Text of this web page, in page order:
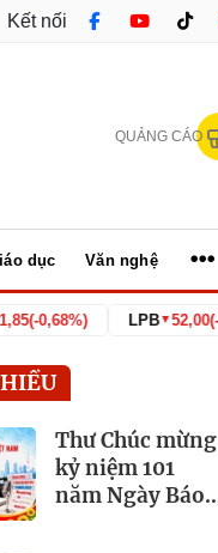
Kết nối
QUẢNG CÁO
dục Văn nghệ
LPB▼52,00 (-1,89%)
Thư Chúc mừng
kỷ niệm 101
năm Ngày Báo